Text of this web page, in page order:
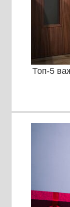
Топ-5